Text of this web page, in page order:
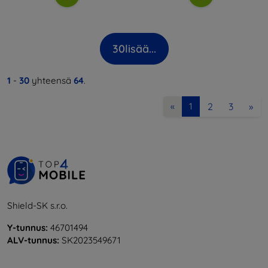
30lisää...
1 - 30 yhteensä 64.
« 1 2 3 »
Shield-SK s.r.o.
Y-tunnus: 46701494
ALV-tunnus: SK2023549671